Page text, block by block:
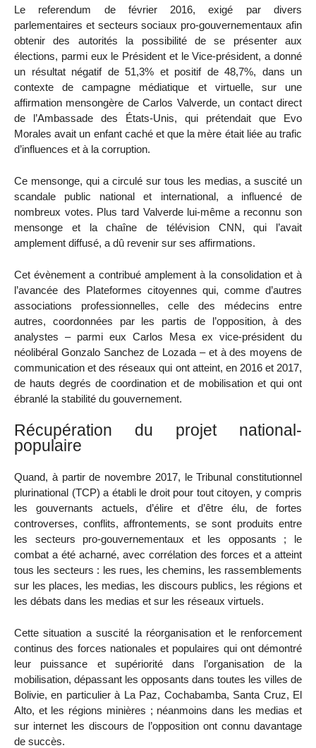
Le referendum de février 2016, exigé par divers
parlementaires et secteurs sociaux pro-gouvernementaux afin
obtenir des autorités la possibilité de se présenter aux
élections, parmi eux le Président et le Vice-président, a donné
un résultat négatif de 51,3% et positif de 48,7%, dans un
contexte de campagne médiatique et virtuelle, sur une
affirmation mensongère de Carlos Valverde, un contact direct
de l’Ambassade des États-Unis, qui prétendait que Evo
Morales avait un enfant caché et que la mère était liée au trafic
d’influences et à la corruption.
Ce mensonge, qui a circulé sur tous les medias, a suscité un
scandale public national et international, a influencé de
nombreux votes. Plus tard Valverde lui-même a reconnu son
mensonge et la chaîne de télévision CNN, qui l’avait
amplement diffusé, a dû revenir sur ses affirmations.
Cet évènement a contribué amplement à la consolidation et à
l’avancée des Plateformes citoyennes qui, comme d’autres
associations professionnelles, celle des médecins entre
autres, coordonnées par les partis de l’opposition, à des
analystes – parmi eux Carlos Mesa ex vice-président du
néolibéral Gonzalo Sanchez de Lozada – et à des moyens de
communication et des réseaux qui ont atteint, en 2016 et 2017,
de hauts degrés de coordination et de mobilisation et qui ont
ébranlé la stabilité du gouvernement.
Récupération du projet national-
populaire
Quand, à partir de novembre 2017, le Tribunal constitutionnel
plurinational (TCP) a établi le droit pour tout citoyen, y compris
les gouvernants actuels, d’élire et d’être élu, de fortes
controverses, conflits, affrontements, se sont produits entre
les secteurs pro-gouvernementaux et les opposants ; le
combat a été acharné, avec corrélation des forces et a atteint
tous les secteurs : les rues, les chemins, les rassemblements
sur les places, les medias, les discours publics, les régions et
les débats dans les medias et sur les réseaux virtuels.
Cette situation a suscité la réorganisation et le renforcement
continus des forces nationales et populaires qui ont démontré
leur puissance et supériorité dans l’organisation de la
mobilisation, dépassant les opposants dans toutes les villes de
Bolivie, en particulier à La Paz, Cochabamba, Santa Cruz, El
Alto, et les régions minières ; néanmoins dans les medias et
sur internet les discours de l’opposition ont connu davantage
de succès.